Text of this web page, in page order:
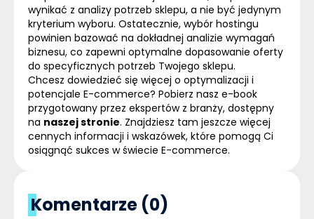
wynikać z analizy potrzeb sklepu, a nie być jedynym
kryterium wyboru. Ostatecznie, wybór hostingu
powinien bazować na dokładnej analizie wymagań
biznesu, co zapewni optymalne dopasowanie oferty
do specyficznych potrzeb Twojego sklepu.
Chcesz dowiedzieć się więcej o optymalizacji i
potencjale E-commerce? Pobierz nasz e-book
przygotowany przez ekspertów z branży, dostępny
na naszej stronie. Znajdziesz tam jeszcze więcej
cennych informacji i wskazówek, które pomogą Ci
osiągnąć sukces w świecie E-commerce.
Komentarze (0)